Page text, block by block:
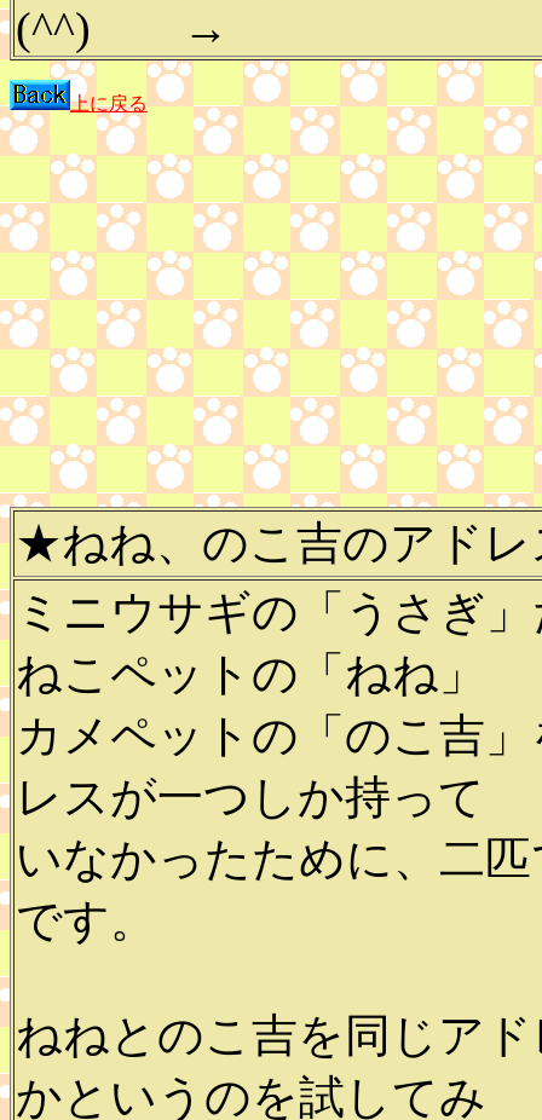
(^^) →
上に戻る
★ねね、のこ吉のアドレ
ミニウサギの「うさぎ
ねこペットの「ねね」
カメペットの「のこ吉
レスが一つしか持って
いなかったために、二
です。
ねねとのこ吉を同じア
かというのを試してみ